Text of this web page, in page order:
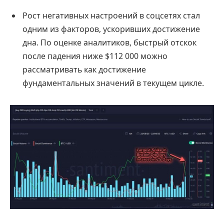
Рост негативных настроений в соцсетях стал
одним из факторов, ускоривших достижение
дна. По оценке аналитиков, быстрый отскок
после падения ниже $112 000 можно
рассматривать как достижение
фундаментальных значений в текущем цикле.